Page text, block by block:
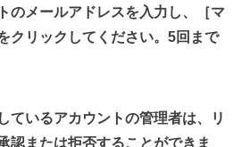
のメールアドレスを入力し、［マ
クリックしてください。5回まで
ているアカウントの管理者は、リ
認または拒否することができま